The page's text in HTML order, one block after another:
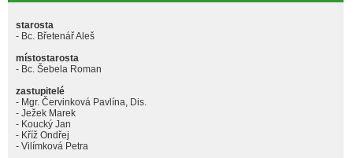
starosta
- Bc. Břetenář Aleš
místostarosta
- Bc. Šebela Roman
zastupitelé
- Mgr. Červinková Pavlína, Dis.
- Ježek Marek
- Koucký Jan
- Kříž Ondřej
- Vilímková Petra